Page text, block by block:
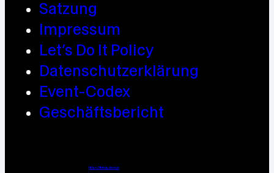
Satzung
Impressum
Let’s Do It Policy
Datenschutzerklärung
Event-Codex
Geschäftsbericht
https://linkup.design